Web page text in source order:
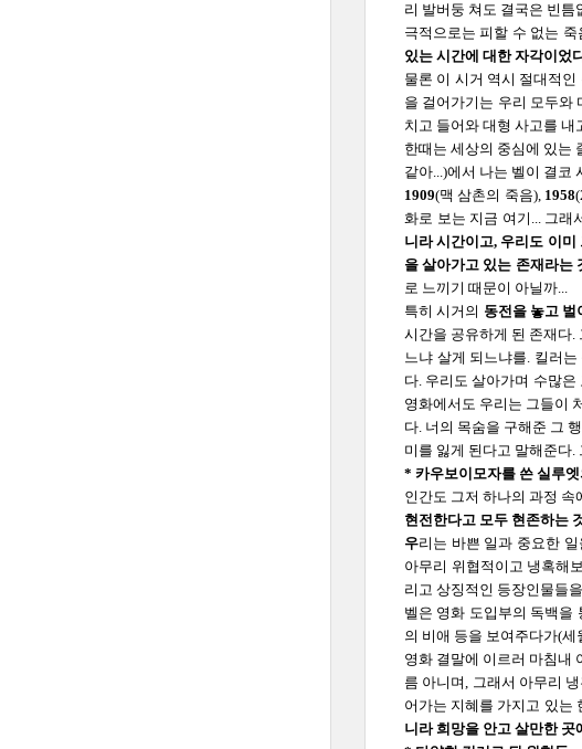
리 발버둥 쳐도 결국은 빈
극적으로는 피할 수 없는
있는 시간에 대한 자각이었
물론 이 시거 역시 절대적
을 걸어가기는 우리 모두와
치고 들어와 대형 사고를
한때는 세상의 중심에 있는
같아...)에서 나는 벨이 결코
1909(맥 삼촌의 죽음),1958
화로 보는 지금 여기... 그래
니라 시간이고, 우리도 이
을 살아가고 있는 존재라는
로 느끼기 때문이 아닐까...
특히 시거의 동전을 놓고
시간을 공유하게 된 존재다.
느냐 살게 되느냐를. 킬러
다. 우리도 살아가며 수많
영화에서도 우리는 그들이
다. 너의 목숨을 구해준 그
미를 잃게 된다고 말해준다.
* 카우보이모자를 쓴 실루
인간도 그저 하나의 과정
현전한다고 모두 현존하는
우리는 바쁜 일과 중요한
아무리 위협적이고 냉혹해
리고 상징적인 등장인물들
벨은 영화 도입부의 독백을
의 비애 등을 보여주다가(
영화 결말에 이르러 마침내
름 아니며, 그래서 아무리
어가는 지혜를 가지고 있는
니라 희망을 안고 살만한 곳